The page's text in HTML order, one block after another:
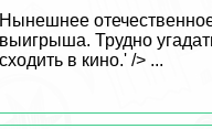
Нынешнее
выигрыша. Трудно
сходить в кино.' /> ...